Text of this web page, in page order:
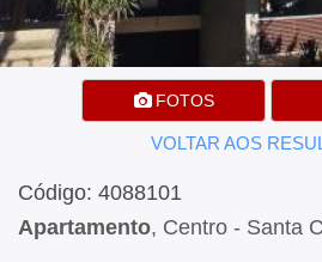
FOTOS
VOLTAR AOS
Código: 4088101
Apartamento, Centro - Santa